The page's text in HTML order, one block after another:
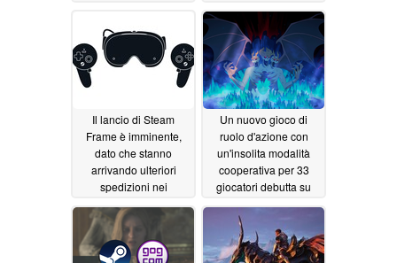
06/23/2026
Il lancio di Steam
Frame è imminente,
dato che stanno
arrivando ulteriori
spedizioni nei
di Valve06/13/2026
Un nuovo gioco di
ruolo d'azione con
un'insolita modalità
cooperativa per 33
giocatori debutta su
"molto positive" e uno
sconto del 33% in
occasione del lancio